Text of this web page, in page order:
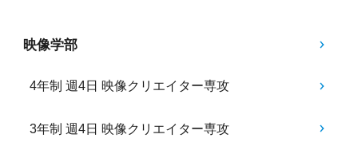
映像学部
4年制 週4日 映像クリエイター専攻
3年制 週4日 映像クリエイター専攻